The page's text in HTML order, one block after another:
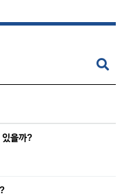
있을까?